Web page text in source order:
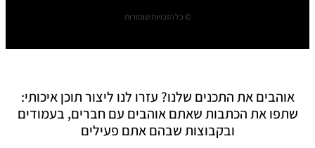
© כל הזכויות שומורות
אוהבים את התכנים שלנו? עזרו לנו ליצור תוכן איכותי:
שתפו את הכתבות שאתם אוהבים עם חברים, בעמודים
ובקבוצות שבהם אתם פעילים